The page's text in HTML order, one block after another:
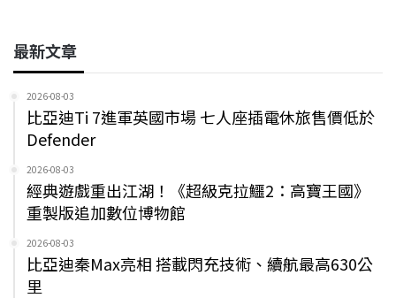
最新文章
2026-08-03
比亞迪Ti 7進軍英國市場 七人座插電休旅售價低於
Defender
2026-08-03
經典遊戲重出江湖！《超級克拉鱷2：高寶王國》
重製版追加數位博物館
2026-08-03
比亞迪秦Max亮相 搭載閃充技術、續航最高630公
里